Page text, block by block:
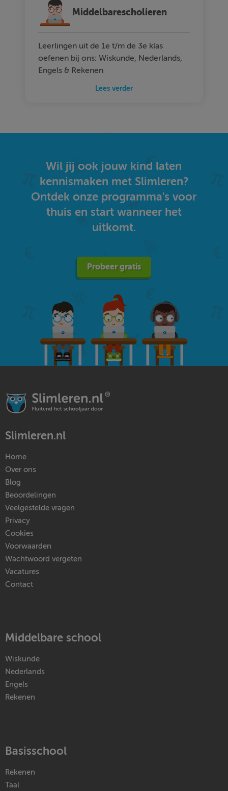
Middelbarescholieren
Leerlingen uit de 1e t/m de 3e klas
oefenen bij ons: Wiskunde, Nederlands,
Engels & Rekenen
Lees verder
Wil jij ook jouw kind laten
kennismaken met Slimleren?
Ontdek onze programma's voor
thuis en start wanneer het
uitkomt.
Probeer gratis
Slimleren.nl
Home
Over ons
Blog
Beoordelingen
Veelgestelde vragen
Privacy
Cookies
Voorwaarden
Wachtwoord vergeten
Vacatures
Contact
Middelbare school
Wiskunde
Nederlands
Engels
Rekenen
Basisschool
Rekenen
Taal